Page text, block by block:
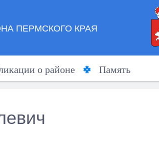
ПЕРМСКОГО КРАЯ
о районе Память